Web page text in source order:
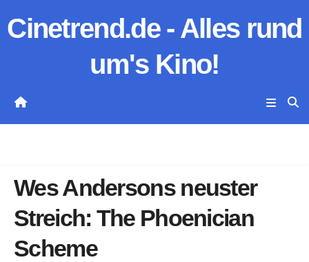
Inhalt
Cinetrend.de - Alles rund
um's Kino!
Wes Andersons neuster
Streich: The Phoenician
Scheme